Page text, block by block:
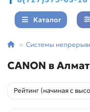
Каталог
Системы
CANON в